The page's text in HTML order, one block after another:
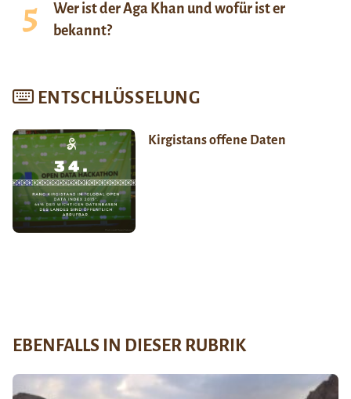
Wer ist der Aga Khan und wofür ist er
bekannt?
ENTSCHLÜSSELUNG
Kirgistans offene Daten
EBENFALLS IN DIESER RUBRIK